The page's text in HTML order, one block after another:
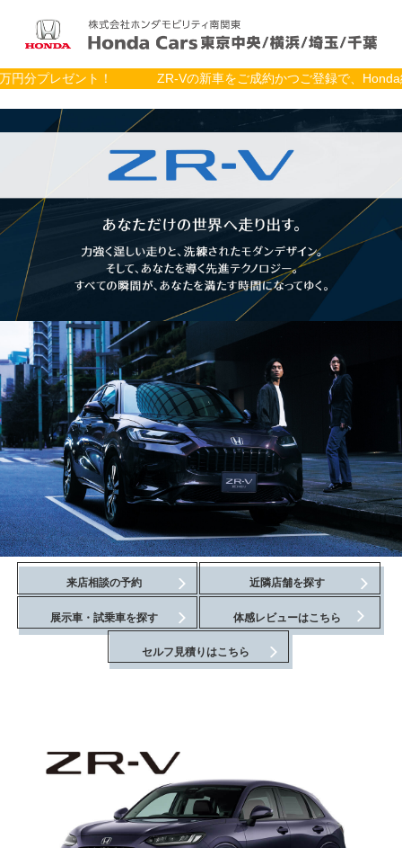
ト！ ZR-Vの新車をご成約かつご登録で、Honda純正用品購
来店相談の予約 近隣店舗を探す
展示車・試乗車を探す 体感レビューはこちら
セルフ見積りはこちら